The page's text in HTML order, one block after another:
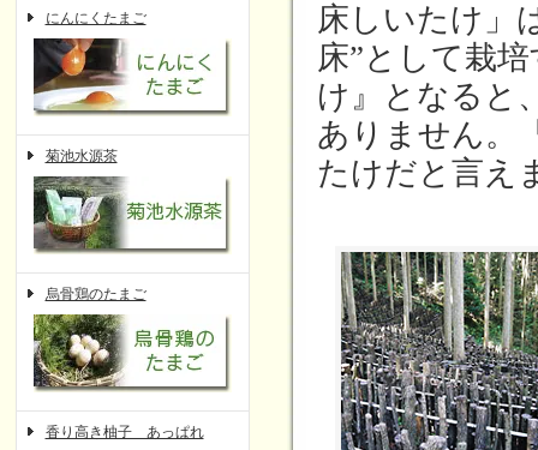
にんにくたまご
菊池水源茶
烏骨鶏のたまご
香り高き柚子 あっぱれ
床しいたけ」
床”として栽
け』となると
ありません。
たけだと言え